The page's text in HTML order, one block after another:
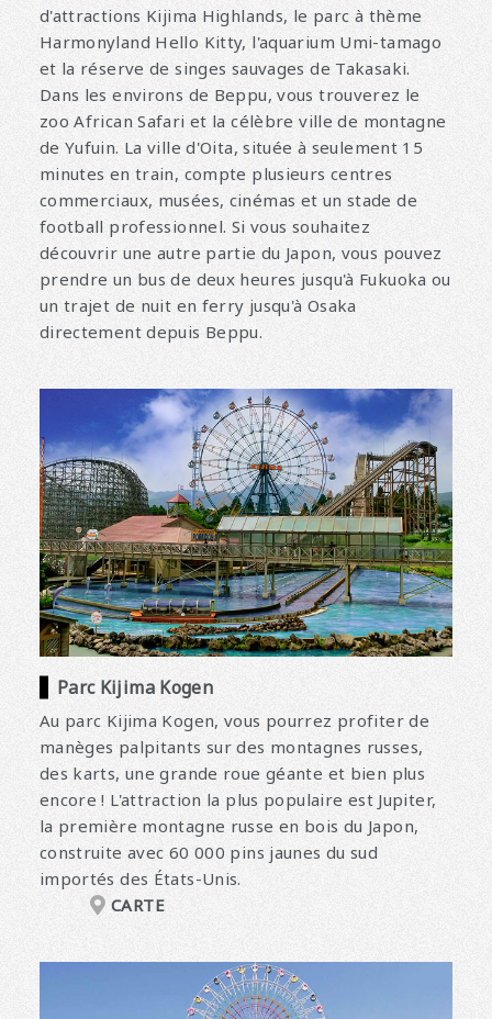
d'attractions Kijima Highlands, le parc à thème
Harmonyland Hello Kitty, l'aquarium Umi-tamago
et la réserve de singes sauvages de Takasaki.
Dans les environs de Beppu, vous trouverez le
zoo African Safari et la célèbre ville de montagne
de Yufuin. La ville d'Oita, située à seulement 15
minutes en train, compte plusieurs centres
commerciaux, musées, cinémas et un stade de
football professionnel. Si vous souhaitez
découvrir une autre partie du Japon, vous pouvez
prendre un bus de deux heures jusqu'à Fukuoka ou
un trajet de nuit en ferry jusqu'à Osaka
directement depuis Beppu.
Parc Kijima Kogen
Au parc Kijima Kogen, vous pourrez profiter de
manèges palpitants sur des montagnes russes,
des karts, une grande roue géante et bien plus
encore ! L'attraction la plus populaire est Jupiter,
la première montagne russe en bois du Japon,
construite avec 60 000 pins jaunes du sud
importés des États-Unis.
CARTE